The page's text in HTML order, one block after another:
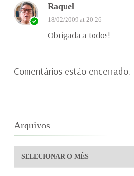
Raquel
18/02/2009 at 20:26
Obrigada a todos!
Comentários estão encerrado.
Arquivos
Arquivos